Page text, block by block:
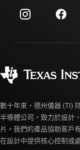
投資人關系
客戶支援中心
myTI 帳戶常見問題
訂購 FAQ
數十年來，德州儀器 (TI)
半導體公司，致力於設計
片。我們的產品協助客戶
在設計中提供核心控制或